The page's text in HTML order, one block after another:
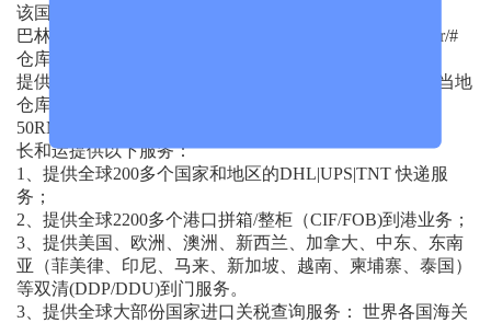
该国税收具体请咨询我司专员；
巴林海关网站:http://www.bahraincustoms.gov.bh/customs/ar/#
仓库地址:
提供：深圳｜东莞｜佛山｜广州｜汕头｜中山｜顺德等当地
仓库入仓，东南亚国家需要加收当地到深圳头程费：
50RMB/CBM。
长和运提供以下服务：
1、提供全球200多个国家和地区的DHL|UPS|TNT 快递服
务；
2、提供全球2200多个港口拼箱/整柜（CIF/FOB)到港业务；
3、提供美国、欧洲、澳洲、新西兰、加拿大、中东、东南
亚（菲美律、印尼、马来、新加坡、越南、柬埔寨、泰国）
等双清(DDP/DDU)到门服务。
3、提供全球大部份国家进口关税查询服务： 世界各国海关